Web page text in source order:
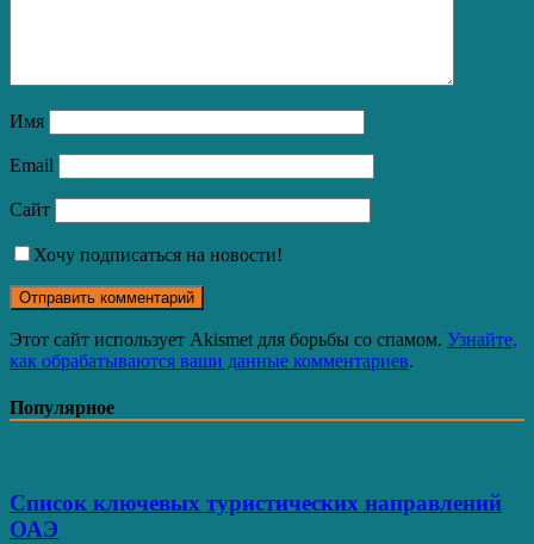
Имя
Email
Сайт
Хочу подписаться на новости!
Этот сайт использует Akismet для борьбы со спамом. Узнайте,
как обрабатываются ваши данные комментариев.
Популярное
Список ключевых туристических направлений
ОАЭ